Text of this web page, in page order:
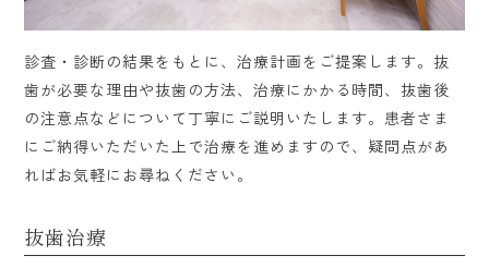
診査・診断の結果をもとに、治療計画をご提案します。抜
歯が必要な理由や抜歯の方法、治療にかかる時間、抜歯後
の注意点などについて丁寧にご説明いたします。患者さま
にご納得いただいた上で治療を進めますので、疑問点があ
ればお気軽にお尋ねください。
抜歯治療